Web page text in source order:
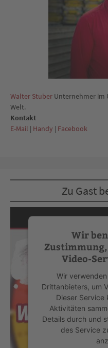
Walter Stuber Unternehmer im
Welt.
Kontakt
E-Mail | Handy | Facebook
Zu Gast
Wir
Zustimmung,
Video-
Wir
Drittanbieters, um
Dieser Service
Aktivitäten
Details durch und
des Service